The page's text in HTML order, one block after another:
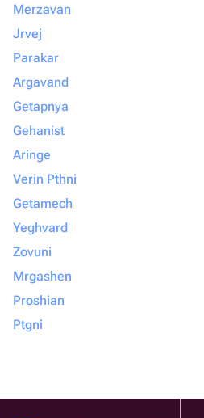
Merzavan
Jrvej
Parakar
Argavand
Getapnya
Gehanist
Aringe
Verin Pthni
Getamech
Yeghvard
Zovuni
Mrgashen
Proshian
Ptgni